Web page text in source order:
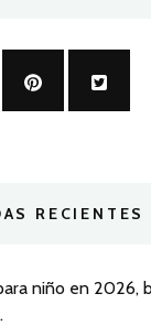
RECIENTES
niño en 2026,